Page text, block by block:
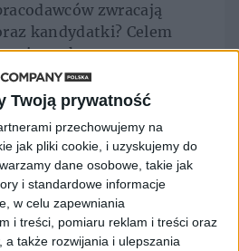
Twoją prywatność
przechowujemy na
jak pliki cookie, i uzyskujemy do
dane osobowe, takie jak
i standardowe informacje
w celu zapewniania
i treści, pomiaru reklam i treści oraz
a także rozwijania i ulepszania
zwracają
kandydatki? Celem
rynku e-commerce
ale też
Zebrane wyniki
rozwoju całego
także poznać perspektywy
specjalistów i specjalistek.
udziałTUTAJ